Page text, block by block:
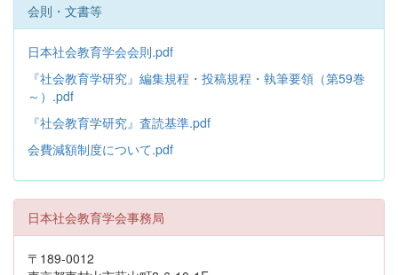
会則・文書等
日本社会教育学会会則.pdf
『社会教育学研究』編集規程・投稿規程・執筆要領（第59巻
～）.pdf
『社会教育学研究』査読基準.pdf
会費減額制度について.pdf
日本社会教育学会事務局
〒189-0012